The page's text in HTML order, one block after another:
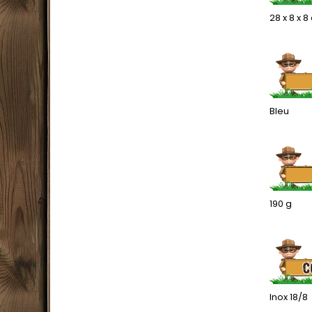
28 x 8 x
.
Bleu
.
190 g
.
Inox 18/8